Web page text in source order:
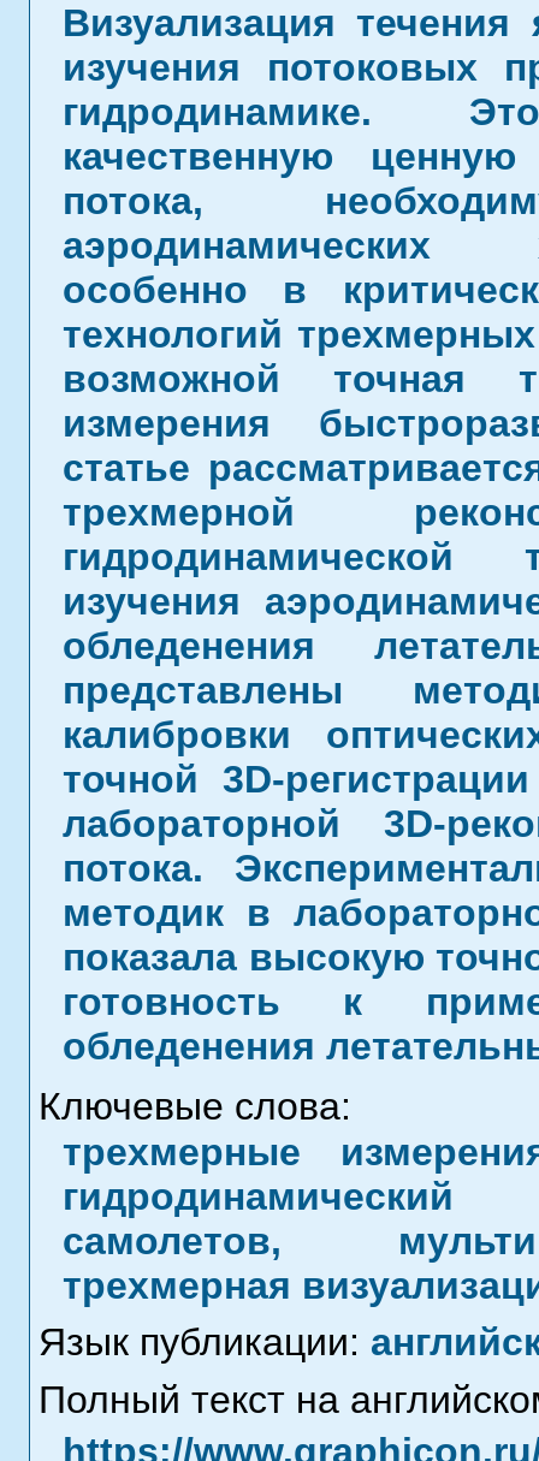
Визуализация
изучения потоковых
гидродинамике.
качественную
потока,
аэродинамических
особенно в
технологий
возможной точная
измерения
статье
трехмерной
изучения
обледенения
представлены
калибровки
точной 3D-
лабораторной 3D-
потока.
методик в
показала высокую
готовность к
обледенения
Ключевые слова:
трехмерные
самолетов,
трехмерная
Язык публикации:
Полный текст на
https://